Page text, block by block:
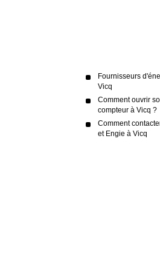
Fournisseurs
Vicq
Comment ouvrir
compteur à Vicq ?
Comment
et Engie à Vicq